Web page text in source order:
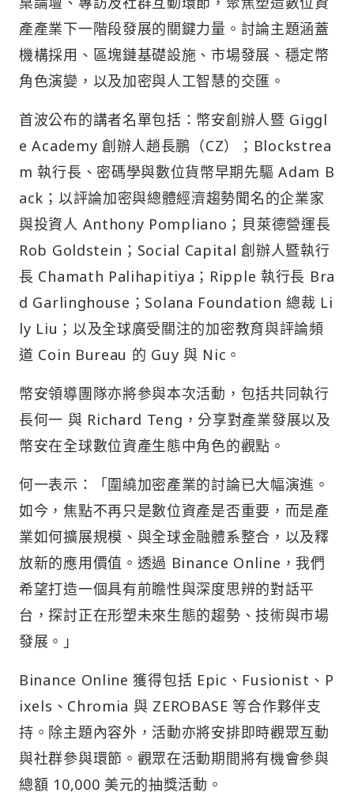
產產業下一階段發展的關鍵力量。討論主題涵蓋
機構採用、區塊鏈基礎設施、市場發展、穩定幣
角色演變，以及加密與人工智慧的交匯。
首波公布的講者名單包括：幣安創辦人暨 Giggl
e Academy 創辦人趙長鵬（CZ）；Blockstrea
m 執行長、密碼學與數位貨幣早期先驅 Adam B
ack；以評論加密與總體經濟趨勢聞名的企業家
與投資人 Anthony Pompliano；貝萊德營運長
Rob Goldstein；Social Capital 創辦人暨執行
長 Chamath Palihapitiya；Ripple 執行長 Bra
d Garlinghouse；Solana Foundation 總裁 Li
ly Liu；以及全球廣受關注的加密教育與評論頻
道 Coin Bureau 的 Guy 與 Nic。
幣安領導團隊亦將參與本次活動，包括共同執行
長何一 與 Richard Teng，分享對產業發展以及
幣安在全球數位資產生態中角色的觀點。
何一表示：「圍繞加密產業的討論已大幅演進。
如今，焦點不再只是數位資產是否重要，而是產
業如何擴展規模、與全球金融體系整合，以及釋
放新的應用價值。透過 Binance Online，我們
希望打造一個具有前瞻性與深度思辨的對話平
台，探討正在形塑未來生態的趨勢、技術與市場
發展。」
Binance Online 獲得包括 Epic、Fusionist、P
ixels、Chromia 與 ZEROBASE 等合作夥伴支
持。除主題內容外，活動亦將安排即時觀眾互動
與社群參與環節。觀眾在活動期間將有機會參與
總額 10,000 美元的抽獎活動。